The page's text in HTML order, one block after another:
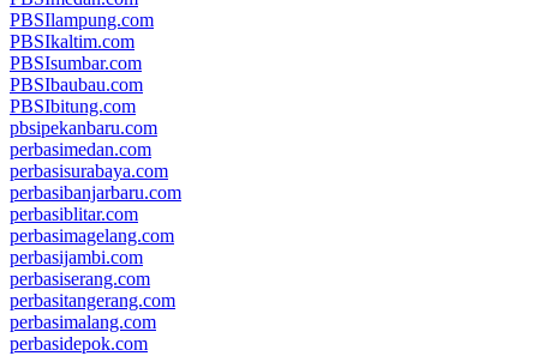
PBSIlampung.com
PBSIkaltim.com
PBSIsumbar.com
PBSIbaubau.com
PBSIbitung.com
pbsipekanbaru.com
perbasimedan.com
perbasisurabaya.com
perbasibanjarbaru.com
perbasiblitar.com
perbasimagelang.com
perbasijambi.com
perbasiserang.com
perbasitangerang.com
perbasimalang.com
perbasidepok.com